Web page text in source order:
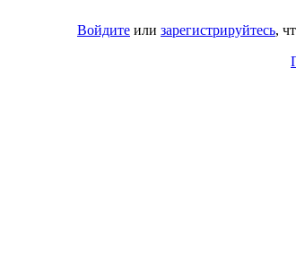
Войдите или зарегистрируйтесь,